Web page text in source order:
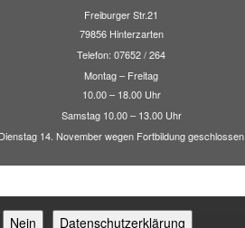
Freiburger Str.21
79856 Hinterzarten
Telefon: 07652 / 264
Montag – Freitag
10.00 – 18.00 Uhr
Samstag 10.00 – 13.00 Uhr
Dienstag 14. November wegen Fortbildung geschlossen
Nein Datenschutzerklärung